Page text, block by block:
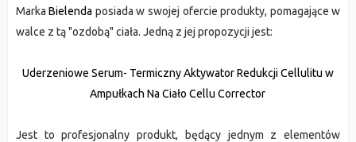
MarkaBielenda posiada w swojej ofercie produkty, pomagające w
walce z tą "ozdobą" ciała. Jedną z jej propozycji jest:
Uderzeniowe Serum- Termiczny Aktywator Redukcji Cellulitu w
Ampułkach Na Ciało Cellu Corrector
Jest to profesjonalny produkt, będący jednym z elementów